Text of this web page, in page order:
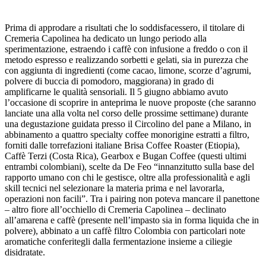
Prima di approdare a risultati che lo soddisfacessero, il titolare di
Cremeria Capolinea ha dedicato un lungo periodo alla
sperimentazione, estraendo i caffè con infusione a freddo o con il
metodo espresso e realizzando sorbetti e gelati, sia in purezza che
con aggiunta di ingredienti (come cacao, limone, scorze d’agrumi,
polvere di buccia di pomodoro, maggiorana) in grado di
amplificarne le qualità sensoriali. Il 5 giugno abbiamo avuto
l’occasione di scoprire in anteprima le nuove proposte (che saranno
lanciate una alla volta nel corso delle prossime settimane) durante
una degustazione guidata presso il Circolino del pane a Milano, in
abbinamento a quattro specialty coffee monorigine estratti a filtro,
forniti dalle torrefazioni italiane Brisa Coffee Roaster (Etiopia),
Caffè Terzi (Costa Rica), Gearbox e Bugan Coffee (questi ultimi
entrambi colombiani), scelte da De Feo “innanzitutto sulla base del
rapporto umano con chi le gestisce, oltre alla professionalità e agli
skill tecnici nel selezionare la materia prima e nel lavorarla,
operazioni non facili”. Tra i pairing non poteva mancare il panettone
– altro fiore all’occhiello di Cremeria Capolinea – declinato
all’amarena e caffè (presente nell’impasto sia in forma liquida che in
polvere), abbinato a un caffè filtro Colombia con particolari note
aromatiche conferitegli dalla fermentazione insieme a ciliegie
disidratate.